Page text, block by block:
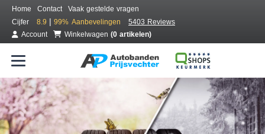
Home Contact
Vaak gestelde vragen
Cijfer
8.9 | 99% Aanbevelingen
5403 Reviews
Account
Winkelwagen (0 artikelen)